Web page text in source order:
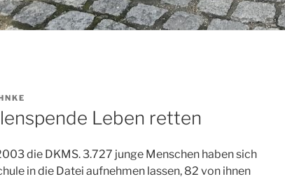
Leben retten
die DKMS. 3.727 junge Menschen haben sich
in die Datei aufnehmen lassen, 82 von ihnen